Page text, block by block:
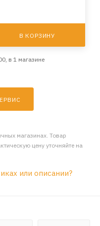
В КОРЗИНУ
в 1 магазине
магазинах. Товар
цену уточняйте на
или описании?